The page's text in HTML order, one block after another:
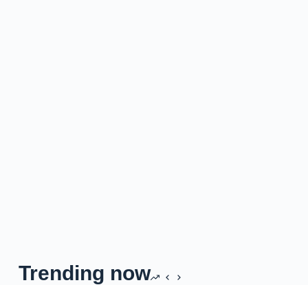
Trending now